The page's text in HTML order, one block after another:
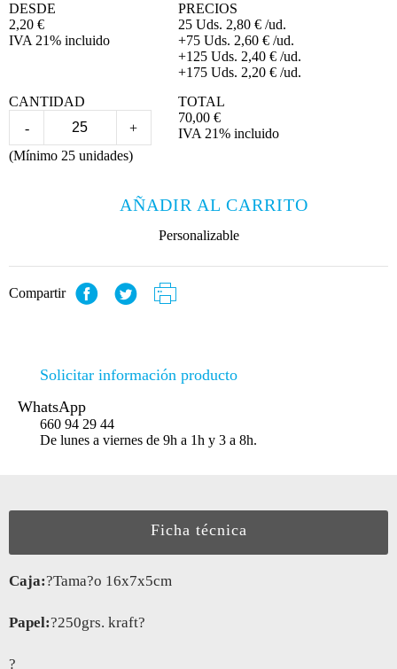
DESDE
2,20 €
IVA 21% incluido
PRECIOS
25 Uds. 2,80 € /ud.
+75 Uds. 2,60 € /ud.
+125 Uds. 2,40 € /ud.
+175 Uds. 2,20 € /ud.
CANTIDAD
-
+
(Mínimo 25 unidades)
TOTAL
70,00 €
IVA 21% incluido
AÑADIR AL CARRITO
Personalizable
Compartir
Solicitar información producto
WhatsApp
660 94 29 44
De lunes a viernes de 9h a 1h y 3 a 8h.
Ficha técnica
Caja:?Tama?o 16x7x5cm
Papel:?250grs. kraft?
?